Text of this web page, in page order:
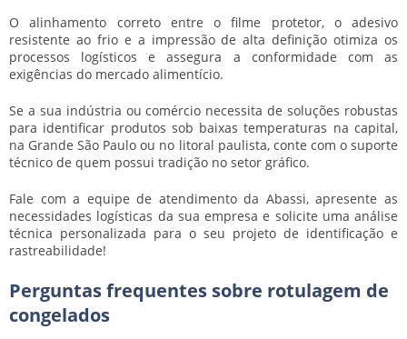
O alinhamento correto entre o filme protetor, o adesivo
resistente ao frio e a impressão de alta definição otimiza os
processos logísticos e assegura a conformidade com as
exigências do mercado alimentício.
Se a sua indústria ou comércio necessita de soluções robustas
para identificar produtos sob baixas temperaturas na capital,
na Grande São Paulo ou no litoral paulista, conte com o suporte
técnico de quem possui tradição no setor gráfico.
Fale com a equipe de atendimento da Abassi, apresente as
necessidades logísticas da sua empresa e solicite uma análise
técnica personalizada para o seu projeto de identificação e
rastreabilidade!
Perguntas frequentes sobre rotulagem de
congelados